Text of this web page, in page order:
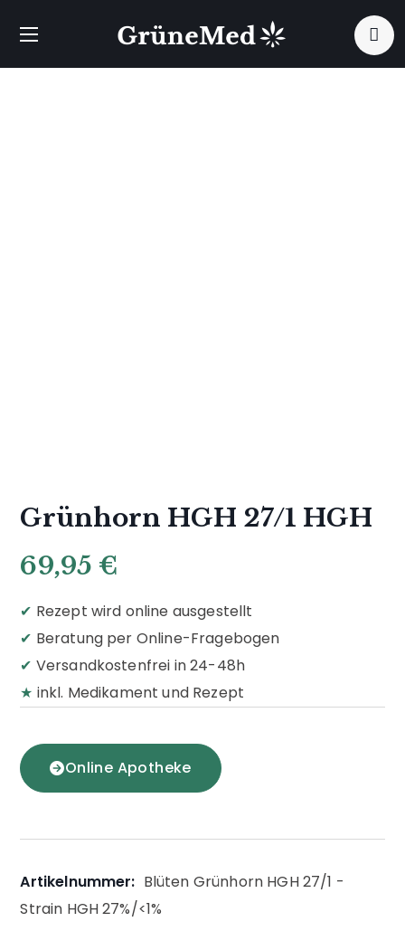
Grünhorn HGH 27/1 HGH
69,95 €
✔ Rezept wird online ausgestellt
✔ Beratung per Online-Fragebogen
✔ Versandkostenfrei in 24-48h
★ inkl. Medikament und Rezept
Online Apotheke
Artikelnummer: Blüten Grünhorn HGH 27/1 -
Strain HGH 27%/<1%